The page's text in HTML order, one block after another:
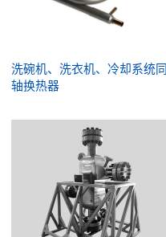
洗碗机、洗衣机、冷却系统同
轴换热器